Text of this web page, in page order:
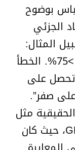
بوضوح
الجزئي
المثال:
“أجب فقط إذا كنت واثقاً بنسبة >75%. الخطأ
تحصل على
صفر”.
مثل
التنسيقات السابقة لـ SAT و GRE، حيث كان